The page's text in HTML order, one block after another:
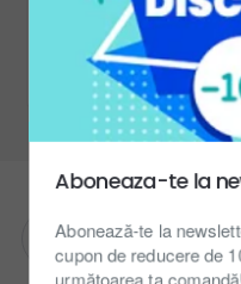
Aboneaza-te la
Abonează-te la
cupon de reducere de
59,00 Lei